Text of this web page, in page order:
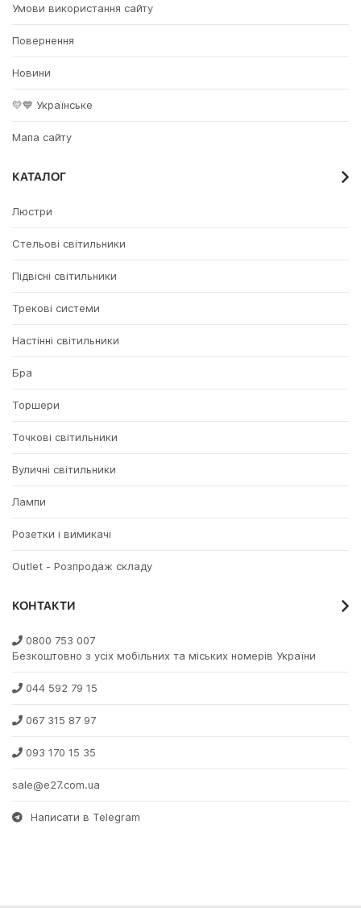
Умови використання сайту
Повернення
Новини
💛💙 Українське
Мапа сайту
КАТАЛОГ
Люстри
Стельові світильники
Підвісні світильники
Трекові системи
Настінні світильники
Бра
Торшери
Точкові світильники
Вуличні світильники
Лампи
Розетки і вимикачі
Outlet - Розпродаж складу
КОНТАКТИ
0800 753 007
Безкоштовно з усіх мобільних та міських номерів України
044 592 79 15
067 315 87 97
093 170 15 35
sale@e27.com.ua
Написати в Telegram